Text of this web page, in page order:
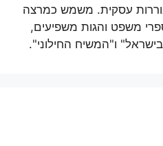
עסקית. משמש כמרצה
משפט והגות משפיעים,
בישראל" ו"המשיח החילוני".